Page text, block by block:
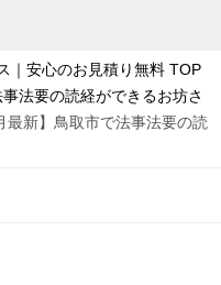
｜安心のお見積り無料 TOP
法要の読経ができるお坊さ
最新】鳥取市で法事法要の読